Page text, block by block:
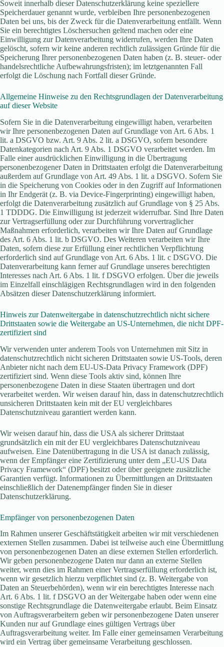
Soweit innerhalb dieser Datenschutzerklärung keine speziellere
Speicherdauer genannt wurde, verbleiben Ihre personenbezogenen
Daten bei uns, bis der Zweck für die Datenverarbeitung entfällt. Wenn
Sie ein berechtigtes Löschersuchen geltend machen oder eine
Einwilligung zur Datenverarbeitung widerrufen, werden Ihre Daten
gelöscht, sofern wir keine anderen rechtlich zulässigen Gründe für die
Speicherung Ihrer personenbezogenen Daten haben (z. B. steuer- oder
handelsrechtliche Aufbewahrungsfristen); im letztgenannten Fall
erfolgt die Löschung nach Fortfall dieser Gründe.
Allgemeine Hinweise zu den Rechtsgrundlagen der Datenverarbeitung
auf dieser Website
Sofern Sie in die Datenverarbeitung eingewilligt haben, verarbeiten
wir Ihre personenbezogenen Daten auf Grundlage von Art. 6 Abs. 1
lit. a DSGVO bzw. Art. 9 Abs. 2 lit. a DSGVO, sofern besondere
Datenkategorien nach Art. 9 Abs. 1 DSGVO verarbeitet werden. Im
Falle einer ausdrücklichen Einwilligung in die Übertragung
personenbezogener Daten in Drittstaaten erfolgt die Datenverarbeitung
außerdem auf Grundlage von Art. 49 Abs. 1 lit. a DSGVO. Sofern Sie
in die Speicherung von Cookies oder in den Zugriff auf Informationen
in Ihr Endgerät (z. B. via Device-Fingerprinting) eingewilligt haben,
erfolgt die Datenverarbeitung zusätzlich auf Grundlage von § 25 Abs.
1 TDDDG. Die Einwilligung ist jederzeit widerrufbar. Sind Ihre Daten
zur Vertragserfüllung oder zur Durchführung vorvertraglicher
Maßnahmen erforderlich, verarbeiten wir Ihre Daten auf Grundlage
des Art. 6 Abs. 1 lit. b DSGVO. Des Weiteren verarbeiten wir Ihre
Daten, sofern diese zur Erfüllung einer rechtlichen Verpflichtung
erforderlich sind auf Grundlage von Art. 6 Abs. 1 lit. c DSGVO. Die
Datenverarbeitung kann ferner auf Grundlage unseres berechtigten
Interesses nach Art. 6 Abs. 1 lit. f DSGVO erfolgen. Über die jeweils
im Einzelfall einschlägigen Rechtsgrundlagen wird in den folgenden
Absätzen dieser Datenschutzerklärung informiert.
Hinweis zur Datenweitergabe in datenschutzrechtlich nicht sichere
Drittstaaten sowie die Weitergabe an US-Unternehmen, die nicht DPF-
zertifiziert sind
Wir verwenden unter anderem Tools von Unternehmen mit Sitz in
datenschutzrechtlich nicht sicheren Drittstaaten sowie US-Tools, deren
Anbieter nicht nach dem EU-US-Data Privacy Framework (DPF)
zertifiziert sind. Wenn diese Tools aktiv sind, können Ihre
personenbezogene Daten in diese Staaten übertragen und dort
verarbeitet werden. Wir weisen darauf hin, dass in datenschutzrechtlich
unsicheren Drittstaaten kein mit der EU vergleichbares
Datenschutzniveau garantiert werden kann.
Wir weisen darauf hin, dass die USA als sicherer Drittstaat
grundsätzlich ein mit der EU vergleichbares Datenschutzniveau
aufweisen. Eine Datenübertragung in die USA ist danach zulässig,
wenn der Empfänger eine Zertifizierung unter dem „EU-US Data
Privacy Framework“ (DPF) besitzt oder über geeignete zusätzliche
Garantien verfügt. Informationen zu Übermittlungen an Drittstaaten
einschließlich der Datenempfänger finden Sie in dieser
Datenschutzerklärung.
Empfänger von personenbezogenen Daten
Im Rahmen unserer Geschäftstätigkeit arbeiten wir mit verschiedenen
externen Stellen zusammen. Dabei ist teilweise auch eine Übermittlung
von personenbezogenen Daten an diese externen Stellen erforderlich.
Wir geben personenbezogene Daten nur dann an externe Stellen
weiter, wenn dies im Rahmen einer Vertragserfüllung erforderlich ist,
wenn wir gesetzlich hierzu verpflichtet sind (z. B. Weitergabe von
Daten an Steuerbehörden), wenn wir ein berechtigtes Interesse nach
Art. 6 Abs. 1 lit. f DSGVO an der Weitergabe haben oder wenn eine
sonstige Rechtsgrundlage die Datenweitergabe erlaubt. Beim Einsatz
von Auftragsverarbeitern geben wir personenbezogene Daten unserer
Kunden nur auf Grundlage eines gültigen Vertrags über
Auftragsverarbeitung weiter. Im Falle einer gemeinsamen Verarbeitung
wird ein Vertrag über gemeinsame Verarbeitung geschlossen.